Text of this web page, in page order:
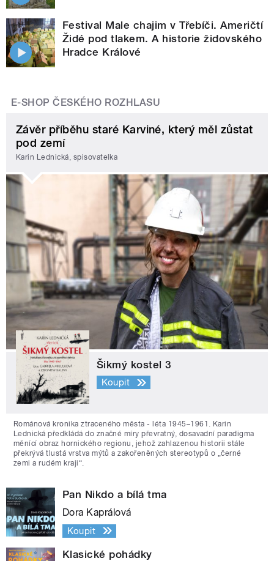
Festival Male chajim v Třebíči. Američtí
Židé pod tlakem. A historie židovského
Hradce Králové
E-SHOP ČESKÉHO ROZHLASU
Závěr příběhu staré Karviné, který měl zůstat
pod zemí
Karin Lednická, spisovatelka
Šikmý kostel 3
Koupit
Románová kronika ztraceného města - léta 1945–1961. Karin
Lednická předkládá do značné míry převratný, dosavadní paradigma
měnící obraz hornického regionu, jehož zahlazenou historii stále
překrývá tlustá vrstva mýtů a zakořeněných stereotypů o „černé
zemi a rudém kraji“.
Pan Nikdo a bílá tma
Dora Kaprálová
Koupit
Klasické pohádky